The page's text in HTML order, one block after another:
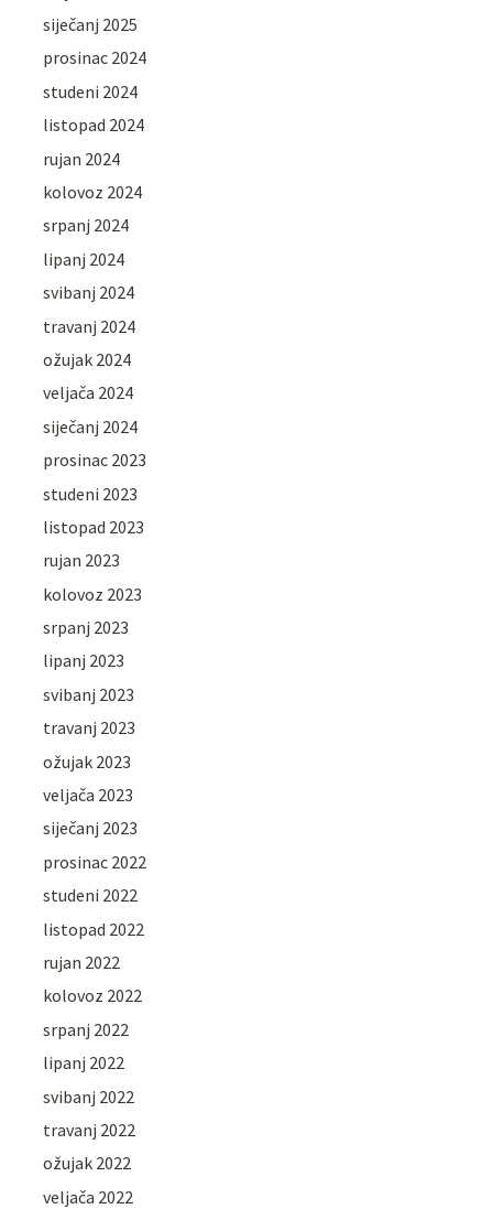
siječanj 2025
prosinac 2024
studeni 2024
listopad 2024
rujan 2024
kolovoz 2024
srpanj 2024
lipanj 2024
svibanj 2024
travanj 2024
ožujak 2024
veljača 2024
siječanj 2024
prosinac 2023
studeni 2023
listopad 2023
rujan 2023
kolovoz 2023
srpanj 2023
lipanj 2023
svibanj 2023
travanj 2023
ožujak 2023
veljača 2023
siječanj 2023
prosinac 2022
studeni 2022
listopad 2022
rujan 2022
kolovoz 2022
srpanj 2022
lipanj 2022
svibanj 2022
travanj 2022
ožujak 2022
veljača 2022